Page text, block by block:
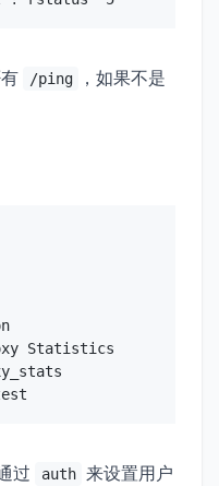
192.168.1.102:80 check
/ping ，如果不是
Statistics
过 auth 来设置用户